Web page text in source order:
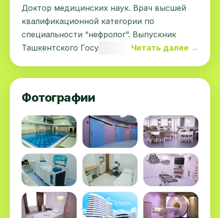
Доктор медицинских наук. Врач высшей
квалификационной категории по
специальности “нефролог”. Выпускник
Ташкентского Государственного
повышения квалификации по
экстракорпоральной детоксикации.
Читать далее →
Фотографии